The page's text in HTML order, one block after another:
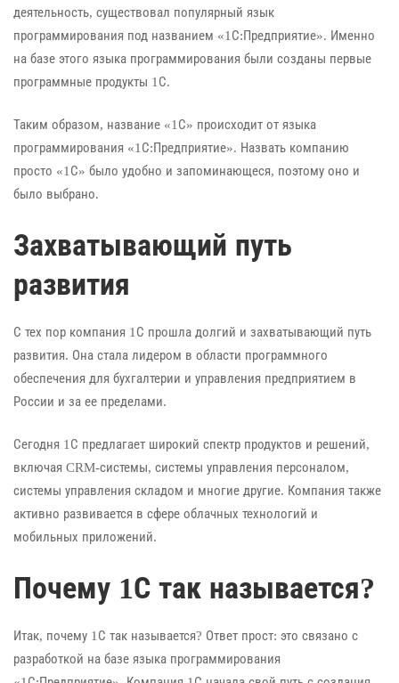
деятельность, существовал популярный язык
программирования под названием «1С:Предприятие». Именно
на базе этого языка программирования были созданы первые
программные продукты 1С.
Таким образом, название «1С» происходит от языка
программирования «1С:Предприятие». Назвать компанию
просто «1С» было удобно и запоминающеся, поэтому оно и
было выбрано.
Захватывающий путь
развития
С тех пор компания 1С прошла долгий и захватывающий путь
развития. Она стала лидером в области программного
обеспечения для бухгалтерии и управления предприятием в
России и за ее пределами.
Сегодня 1С предлагает широкий спектр продуктов и решений,
включая CRM-системы, системы управления персоналом,
системы управления складом и многие другие. Компания также
активно развивается в сфере облачных технологий и
мобильных приложений.
Почему 1С так называется?
Итак, почему 1С так называется? Ответ прост: это связано с
разработкой на базе языка программирования